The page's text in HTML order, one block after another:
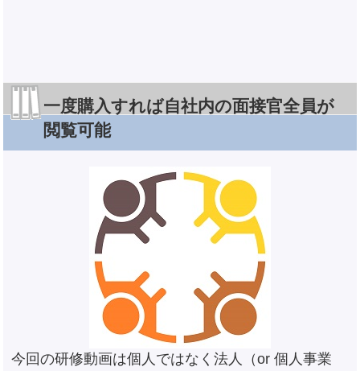
一度購入すれば自社内の面接官全員が
閲覧可能
今回の研修動画は個人ではなく法人（or 個人事業